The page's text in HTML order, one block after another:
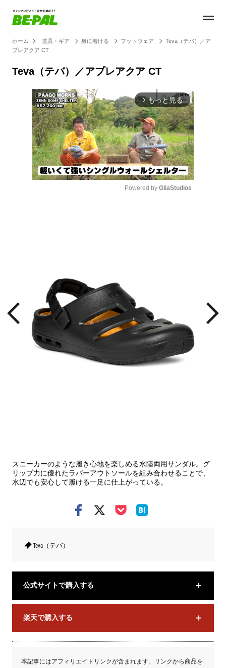
ホーム 道具・ギア 身に着ける フットウェア
Teva（テバ）／ア
プレアクア CT
Teva（テバ）／アプレアクア CT
arrow_forward_ios もっと見る
Powered by GliaStudios
スニーカーのような履き心地を楽しめる水陸両用サンダル。グ
リップ力に優れたラバーアウトソールを組み合わせることで、
水辺でも安心して履ける一足に仕上がっている。
Teva（テバ）
公式サイトで購入する
楽天で購入する
本記事にはアフィリエイトリンクが含まれます。リンクから商品を